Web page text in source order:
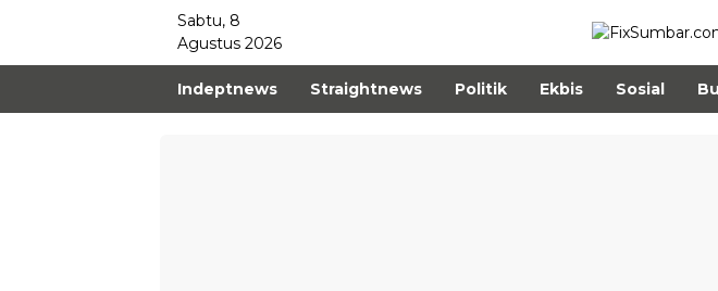
Sabtu, 8
Agustus 2026
Indeptnews Straightnews Politik Ekbis Sosial